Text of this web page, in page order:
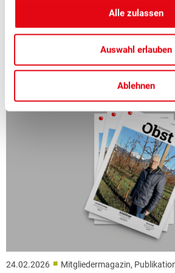
Alle zulassen
Auswahl erlauben
Ablehnen
wir uns vertieft mit dem Thema:
24.02.2026 ■ Mitgliedermagazin,